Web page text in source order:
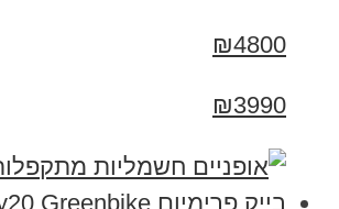
₪4800
₪3990